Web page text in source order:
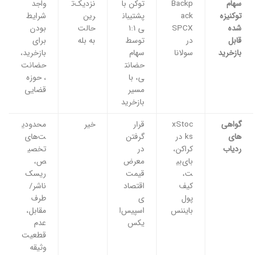
سهام
توکنیزه‌
شده
قابل
بازخرید
Backp
ack
SPCX
در
سولانا
توکن با
پشتیبان
ی ۱:۱
توسط
سهام
حضانت
ی، با
مسیر
بازخرید
نزدیک‌ت
رین
حالت
به بله
واجد
شرایط
بودن
برای
بازخرید،
حضانت
، حوزه
قضایی
گواهی‌
های
ردیاب
xStoc
ks در
کراکن،
بای‌بی
ت،
کیف
پول
بایننس
قرار
گرفتن
در
معرض
قیمت
اقتصاد
ی
اسپیس‌ا
یکس
خیر
محدودی
ت‌های
تخصی
ص،
ریسک
ناشر/
طرف
مقابل،
عدم
قطعیت
وثیقه